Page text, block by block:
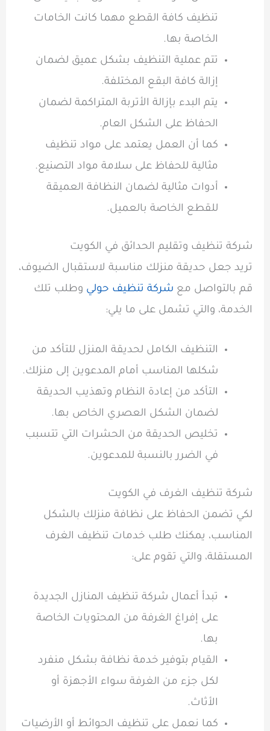
تنظيف كافة القطع مهما كانت الخامات
الخاصة بها.
تتم عملية التنظيف بشكل عميق لضمان
إزالة كافة البقع المختلفة.
يتم البدء بإزالة الأتربة المتراكمة لضمان
الحفاظ على الشكل العام.
كما أن العمل يعتمد على مواد تنظيف
مثالية للحفاظ على سلامة مواد التصنيع.
أدوات مثالية لضمان النظافة العميقة
للقطع الخاصة بالعميل.
شركة تنظيف وتقليم الحدائق في الكويت
تريد جعل حديقة منزلك مناسبة لاستقبال الضيوف،
قم بالتواصل مع شركة تنظيف حولي وطلب تلك
الخدمة، والتي تشمل على ما يلي:
التنظيف الكامل لحديقة المنزل للتأكد من
شكلها المناسب أمام المدعوين إلى منزلك.
التأكد من إعادة النظام وتهذيب الحديقة
لضمان الشكل العصري الخاص بها.
تخليص الحديقة من الحشرات التي تتسبب
في الضرر بالنسبة للمدعوين.
شركة تنظيف الغرف في الكويت
لكي تضمن الحفاظ على نظافة منزلك بالشكل
المناسب، يمكنك طلب خدمات تنظيف الغرف
المستقلة، والتي تقوم على:
تبدأ أعمال شركة تنظيف المنازل الجديدة
على إفراغ الغرفة من المحتويات الخاصة
بها.
القيام بتوفير خدمة نظافة بشكل منفرد
لكل جزء من الغرفة سواء الأجهزة أو
الأثاث.
كما نعمل على تنظيف الحوائط أو الأرضيات